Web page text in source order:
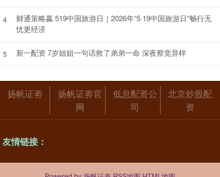
4
财通策略嬴 519中国旅游日｜2026年“5·19中国旅游日”畅行无
忧更经济
5 新一配资 7岁姐姐一句话救了弟弟一命 深夜察觉异样
扬帆证劵
扬帆证劵官
网
低息配资公
司
北京炒股配
资
友情链接：